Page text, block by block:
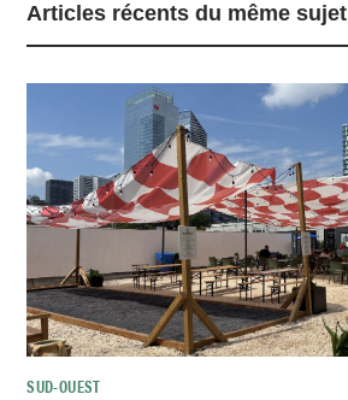
Articles récents du même sujet
SUD-OUEST